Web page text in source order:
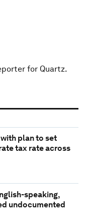
for Quartz.
plan to set
tax rate across
speaking,
undocumented